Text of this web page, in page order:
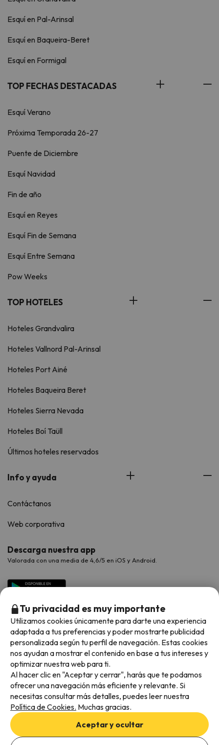
Esquí en Pal-Arinsal
Esquí en Baqueira-Beret
Esquí en Formigal
TOP FECHAS DESTACADAS
Esquí Verano
Próxima Temporada 26-27
Puente de Diciembre
Esquí Navidad
Fin de año
Esquí en Reyes
Esquí Fin de Semana
Esquí Entre Semana
Pow Weeks
TOP HOTELES
Hoteles Grandvalira
Hoteles Vallnord Pal-Arinsal
Hoteles Port Ainé
Hoteles Baqueira Beret
Hoteles Sierra Nevada
Hoteles Boí Taüll
Últimos hoteles reservados
Info y ayuda
Contáctanos
Web corporativa
Descarga nuestra app
Valorada con una media de 4,6/5 en iOS y Android.
Métodos de pago disponibles
Condiciones generales
Privacidad de datos
Tu privacidad es muy importante
Utilizamos cookies únicamente para darte una experiencia
adaptada a tus preferencias y poder mostrarte publicidad
personalizada según tu perfil de navegación. Estas cookies
nos ayudan a mostrar el contenido en base a tus intereses y
optimizar nuestra web para ti.
Al hacer clic en "Aceptar y cerrar", harás que te podamos
ofrecer una navegación más eficiente y relevante. Si
necesitas consultar más detalles, puedes leer nuestra
Política de Cookies. Muchas gracias.
Aceptar y ocultar